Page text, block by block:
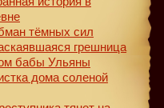
тёмных сил
грешница
бабы Ульяны
дома соленой